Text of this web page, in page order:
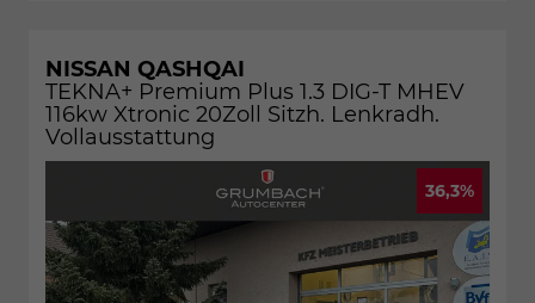
NISSAN QASHQAI
TEKNA+ Premium Plus 1.3 DIG-T MHEV
116kw Xtronic 20Zoll Sitzh. Lenkradh.
Vollausstattung
36,3%